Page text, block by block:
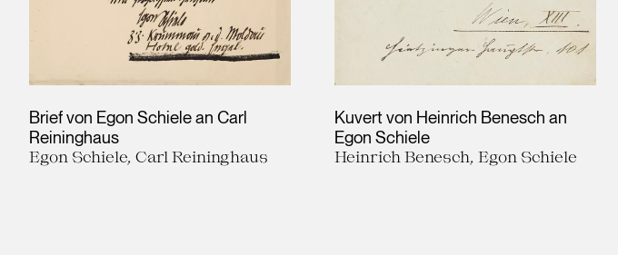
Brief von Egon Schiele an Carl
Reininghaus
Egon Schiele, Carl Reininghaus
Kuvert von Heinrich Benesch an
Egon Schiele
Heinrich Benesch, Egon Schiele